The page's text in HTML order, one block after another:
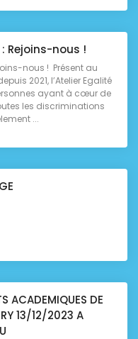
Rejoins-nous !
nous ! Présent au
2021, l’Atelier Egalité
ayant à cœur de
les discriminations
...
ACADEMIQUES DE
13/12/2023 A